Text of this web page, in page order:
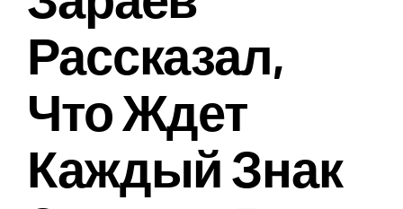
Рассказал,
Что Ждет
Каждый Знак